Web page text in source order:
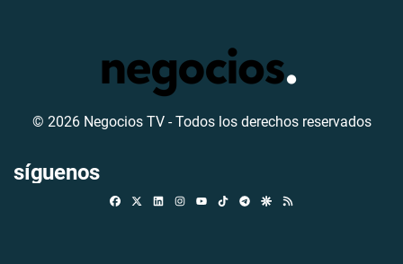
© 2026 Negocios TV - Todos los derechos reservados
síguenos
FacebookLinkedinInstagramTikTokTelegramGoogle Discover